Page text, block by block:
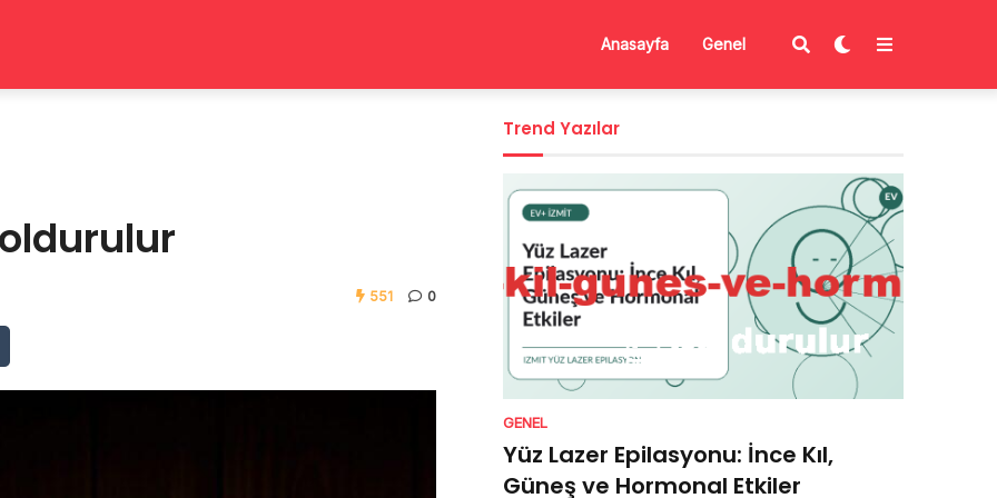
Anasayfa Genel
551 0
Trend Yazılar
GENEL
Yüz Lazer Epilasyonu: İnce Kıl,
Güneş ve Hormonal Etkiler